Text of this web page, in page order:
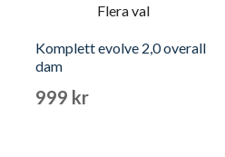
Flera val
Komplett evolve 2,0 overall
dam
999 kr